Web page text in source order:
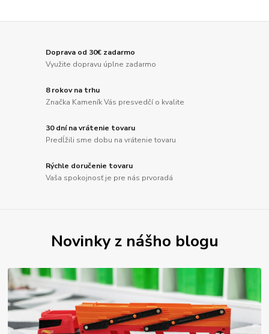
Doprava od 30€ zadarmo
Využite dopravu úplne zadarmo
8 rokov na trhu
Značka Kameník Vás presvedčí o kvalite
30 dní na vrátenie tovaru
Predĺžili sme dobu na vrátenie tovaru
Rýchle doručenie tovaru
Vaša spokojnosť je pre nás prvoradá
Novinky z nášho blogu